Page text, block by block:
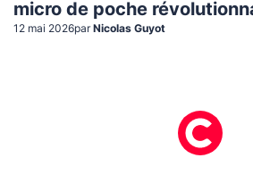
micro de poche
12 mai 2026par Nicolas Guyot